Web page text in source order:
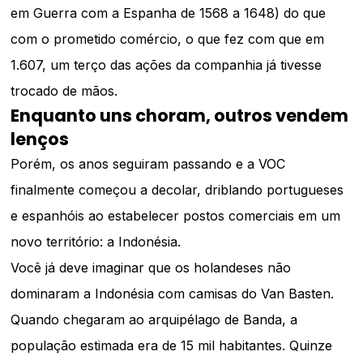
em Guerra com a Espanha de 1568 a 1648) do que
com o prometido comércio, o que fez com que em
1.607, um terço das ações da companhia já tivesse
trocado de mãos.
Enquanto uns choram, outros vendem
lenços
Porém, os anos seguiram passando e a VOC
finalmente começou a decolar, driblando portugueses
e espanhóis ao estabelecer postos comerciais em um
novo território: a Indonésia.
Você já deve imaginar que os holandeses não
dominaram a Indonésia com camisas do Van Basten.
Quando chegaram ao arquipélago de Banda, a
população estimada era de 15 mil habitantes. Quinze